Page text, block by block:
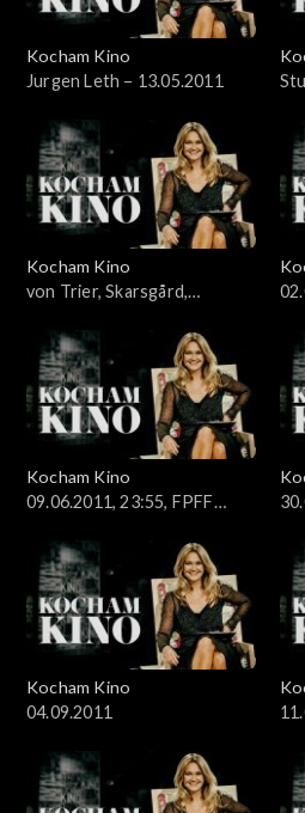
Kocham Kino
Jurgen Leth – 13.05.2011
Kocham Kino
von Trier, Skarsgård,
Kocham Kino
09.06.2011, 23:55, FPFF
Kocham Kino
04.09.2011